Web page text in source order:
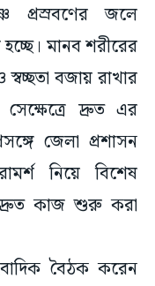
প্রস্রবণের জলে
মানব শরীরের
বজায় রাখার
সেক্ষেত্রে দ্রুত এর
জেলা প্রশাসন
নিয়ে বিশেষ
দ্রুত কাজ শুরু করা
বৈঠক করেন